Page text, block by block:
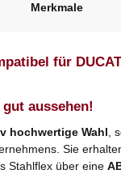
Merkmale
für
aussehen!
hochwertige Wahl ,
Sie
Stahlflex über eine